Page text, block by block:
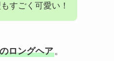
すごく可愛い！
ロングヘア。